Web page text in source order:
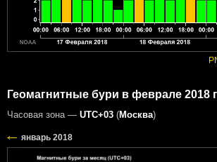
Геомагнитные бури в феврале 2018
Часовая зона — UTC+03 (Москва)